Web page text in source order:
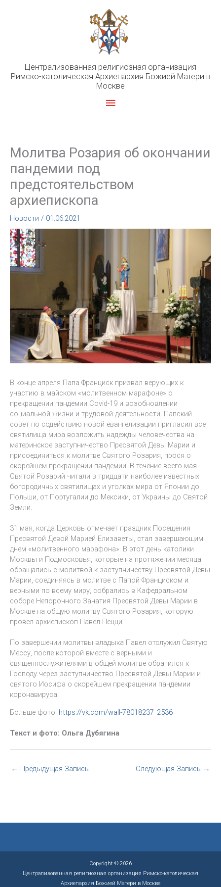
Централизованная религиозная организация
Римско-католическая Архиепархия Божией Матери в
Москве
Главное
Молитва Розария об окончании
пандемии под
предстоятельством
архиепископа
Новости / 01.06.2021
В конце апреля Папа Франциск призвал верующих к
участию в майском «молитвенном марафоне» о
прекращении пандемии Covid-19 и возобновлении
социальной жизни и трудовой деятельности. Папский
совет по содействию новой евангелизации пригласил все
святилища мира возложить надежды человечества на
материнское заступничество Пресвятой Девы Марии и
присоединиться к молитве Святого Розария, прося о
скорейшем прекращении пандемии. В течение всего мая
Святой Розарий читали в тридцати наиболее известных
богородичных святилищах и уголках мира от Японии до
Польши, от Португалии до Мексики, от Украины до Святой
Земли.
31 мая, когда Церковь отмечает праздник Посещения
Пресвятой Девой Марией Елизаветы, стал завершающим
днем «молитвенного марафона». В этот день католики
Москвы и Подмосковья, которые на протяжении месяца
обращались с молитвой к заступничеству Пресвятой Девы
Марии, соединяясь в молитве с Папой Франциском и
верными по всему миру, собрались в Кафедральном
соборе Непорочного Зачатия Пресвятой Девы Марии в
Москве на общую молитву Святого Розария, которую
провел архиепископ Павел Пецци.
По завершении молитвы владыка Павел отслужил Святую
Мессу, после которой вместе с верными и
священнослужителями в общей молитве обратился к
Господу через заступничество Пресвятой Девы Марии и
святого Иосифа о скорейшем прекращении пандемии
коронавируса.
Больше фото: https://vk.com/wall-78018237_2536
Текст и фото: Ольга Дубягина
← Предыдущая Запись Следующая Запись →
Copyright © 2026
Централизованная религиозная организация Римско-католическая
Архиепархия Божией Матери в Москве